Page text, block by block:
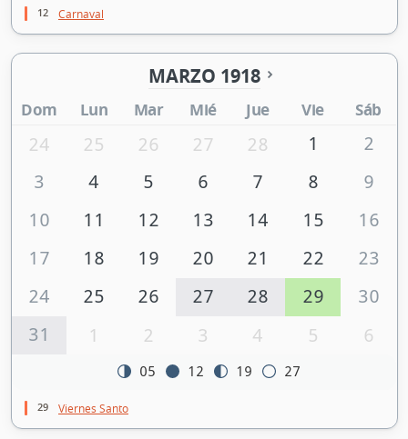
12 Carnaval
MARZO 1918
Dom Lun Mar Mié Jue Vie Sáb
24 25 26 27 28 1
2
3
4 5 6 7 8
9
10
11 12 13 14 15
16
17
18 19 20 21 22
23
24
25 26 27 28 29
30
31
1 2 3 4 5 6
05 12 19 27
29 Viernes Santo